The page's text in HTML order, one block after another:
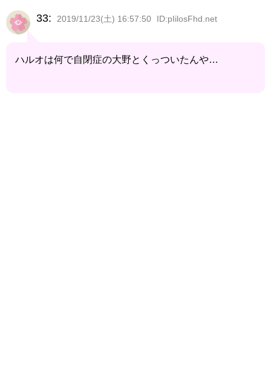
33: 2019/11/23(土) 16:57:50 ID:pIilosFhd.net
ハルオは何で自閉症の大野とくっついたんや…